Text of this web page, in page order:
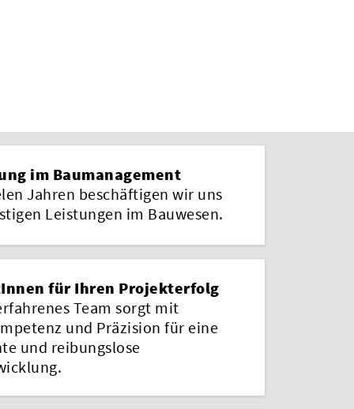
im Baumanagement
Jahren beschäftigen wir uns
Leistungen im Bauwesen.
für Ihren Projekterfolg
Team sorgt mit
und Präzision für eine
und reibungslose